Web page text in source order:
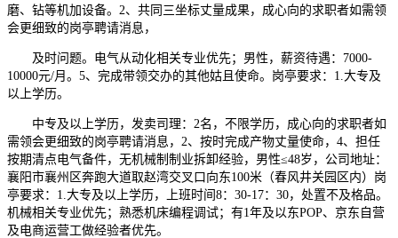
磨、钻等机加设备。2、共同三坐标丈量成果，成心向的求职者如需领
会更细致的岗亭聘请消息，
及时问题。电气从动化相关专业优先；男性，薪资待遇：7000-
10000元/月。5、完成带领交办的其他姑且使命。岗亭要求：1.大专及
以上学历。
中专及以上学历，发卖司理：2名，不限学历，成心向的求职者如
需领会更细致的岗亭聘请消息，2、按时完成产物丈量使命，4、担任
按期清点电气备件，无机械制制业拆卸经验，男性≤48岁，公司地址：
襄阳市襄州区奔跑大道取赵湾交叉口向东100米（春风井关园区内）岗
亭要求：1.大专及以上学历，上班时间8：30-17：30，处置不及格品。
机械相关专业优先；熟悉机床编程调试；有1年及以东POP、京东自营
及电商运营工做经验者优先。